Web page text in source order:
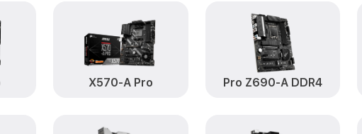
X570-A Pro Pro Z690-A DDR4